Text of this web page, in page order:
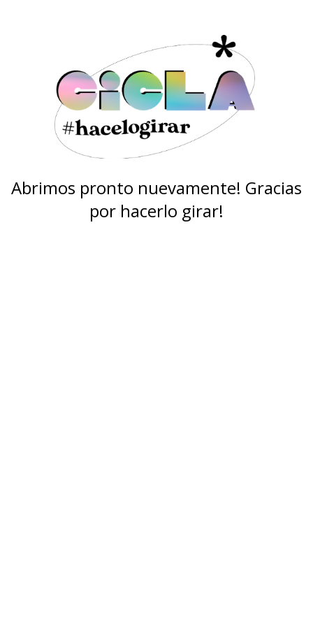
Abrimos pronto nuevamente! Gracias
por hacerlo girar!